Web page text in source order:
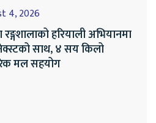
4, 2026
रङ्गशालाको हरियाली अभियानमा
साथ, ४ सय किलो
मल सहयोग